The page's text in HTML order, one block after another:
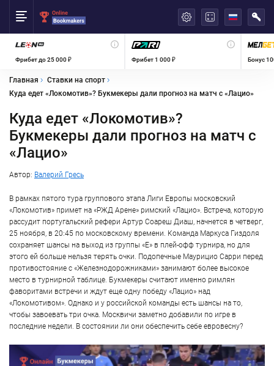
Фрибет до 25 000 ₽ Фрибет 1 000 ₽ Бонус
Главная
Ставки на спорт
Куда едет «Локомотив»? Букмекеры дали прогноз на матч с «Лацио»
Куда едет «Локомотив»?
Букмекеры дали прогноз на матч с
«Лацио»
Автор: Валерий Гресь
В рамках пятого тура группового этапа Лиги Европы московский
«Локомотив» примет на «РЖД Арене» римский «Лацио». Встреча, которую
рассудит португальский рефери Артур Соареш Диаш, начнется в четверг,
25 ноября, в 20:45 по московскому времени. Команда Маркуса Гиздоля
сохраняет шансы на выход из группы «Е» в плей-офф турнира, но для
этого ей больше нельзя терять очки. Подопечные Маурицио Сарри перед
противостояние с «Железнодорожниками» занимают более высокое
место в турнирной таблице. Букмекеры считают именно римлян
фаворитами встречи и ждут еще одну победу «Лацио» над
«Локомотивом». Однако и у российской команды есть шансы на то,
чтобы завоевать три очка. Москвичи заметно добавили по игре в
последние недели. В состоянии ли они обеспечить себе евровесну?